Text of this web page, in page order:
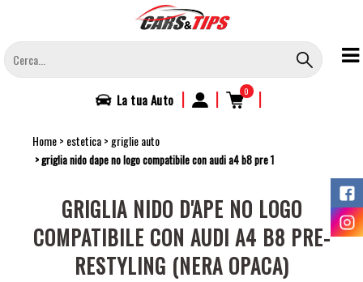
contenuto
principale
La tuaAuto | | 0 |
Home estetica griglie auto
griglia nido dape no logo compatibile con audi a4 b8 pre 1
GRIGLIA NIDO D'APE NO LOGO
COMPATIBILE CON AUDI A4 B8 PRE-
RESTYLING (NERA OPACA)